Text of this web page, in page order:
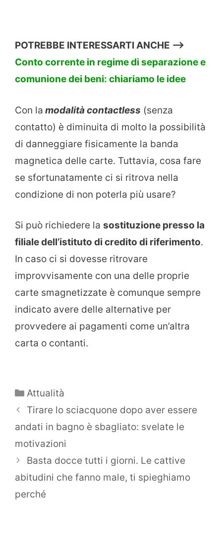
POTREBBE INTERESSARTI ANCHE —->
Conto corrente in regime di separazione e
comunione dei beni: chiariamo le idee
Con la modalità contactless (senza
contatto) è diminuita di molto la possibilità
di danneggiare fisicamente la banda
magnetica delle carte. Tuttavia, cosa fare
se sfortunatamente ci si ritrova nella
condizione di non poterla più usare?
Si può richiedere la sostituzione presso la
filiale dell’istituto di credito di riferimento.
In caso ci si dovesse ritrovare
improvvisamente con una delle proprie
carte smagnetizzate è comunque sempre
indicato avere delle alternative per
provvedere ai pagamenti come un’altra
carta o contanti.
Categorie
Attualità
Tirare lo sciacquone dopo aver essere
andati in bagno è sbagliato: svelate le
motivazioni
Basta docce tutti i giorni. Le cattive
abitudini che fanno male, ti spieghiamo
perché